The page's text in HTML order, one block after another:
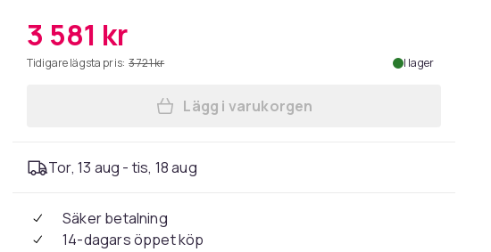
3 581 kr
Tidigare lägsta pris: 3 721 kr I lager
Lägg till Sonos Ace - Hörlurar
Lägg i varukorgen
Tor, 13 aug - tis, 18 aug
Säker betalning
14-dagars öppet köp